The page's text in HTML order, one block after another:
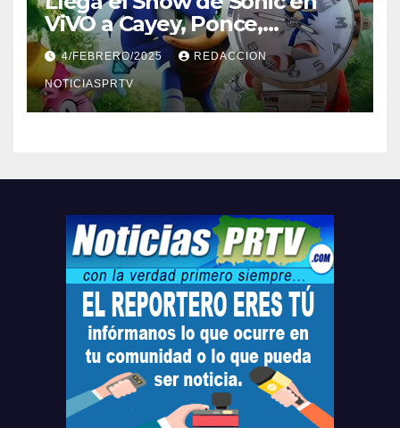
ViVO a Cayey, Ponce,
Barceloneta y Humacao,
Relojes gratis para el que
compre ahora….
4/FEBRERO/2025 REDACCION
NOTICIASPRTV